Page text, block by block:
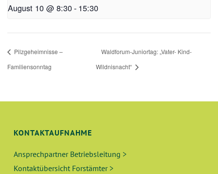
August 10 @ 8:30- 15:30
Pilzgeheimnisse –
Familiensonntag
Waldforum-Juniortag: „Vater- Kind-
Wildnisnacht“
KONTAKTAUFNAHME
Ansprechpartner Betriebsleitung >
Kontaktübersicht Forstämter >